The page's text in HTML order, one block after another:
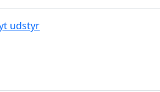
udstyr